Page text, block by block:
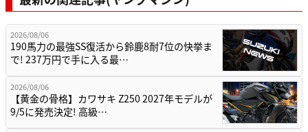
2026/08/06
190馬力の最強SS復活から鈴鹿8耐7位の快挙ま
で! 237万円で手に入る最…
2026/08/06
【黄金の骨格】カワサキ Z250 2027年モデルが
9/5に発売決定! 高級…